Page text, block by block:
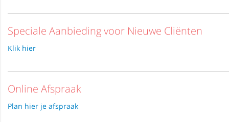
Speciale Aanbieding voor Nieuwe Cliënten
Klik hier
Online Afspraak
Plan hier je afspraak